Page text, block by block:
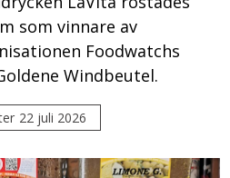
som vinnare av
Foodwatchs
Windbeutel.
22 juli 2026